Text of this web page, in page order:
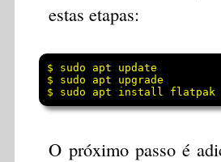
estas etapas:
$ sudo apt update
$ sudo apt upgrade
O próximo passo é